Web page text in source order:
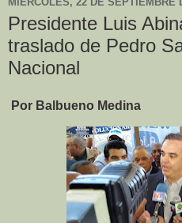
Presidente Luis
traslado de Pedro
Nacional
Por Balbueno Medina